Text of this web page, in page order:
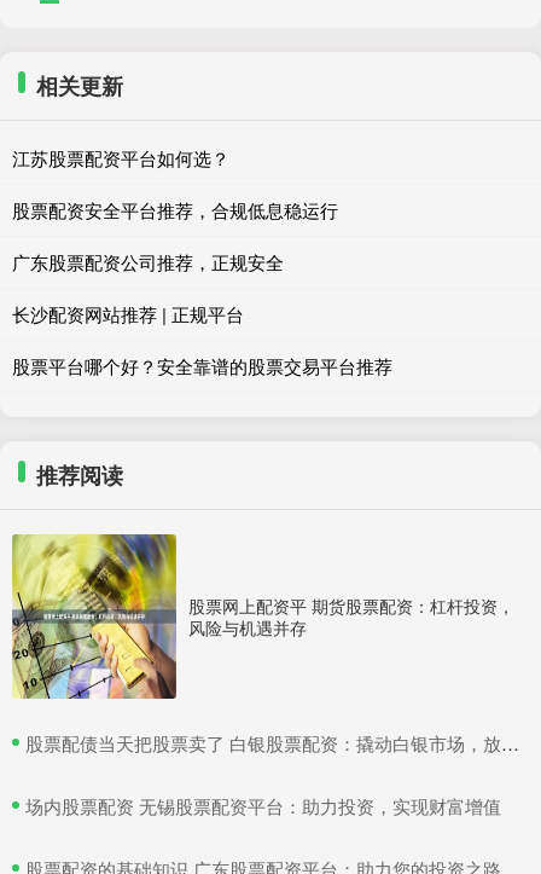
相关更新
江苏股票配资平台如何选？
股票配资安全平台推荐，合规低息稳运行
广东股票配资公司推荐，正规安全
长沙配资网站推荐 | 正规平台
股票平台哪个好？安全靠谱的股票交易平台推荐
推荐阅读
股票网上配资平 期货股票配资：杠杆投资，
风险与机遇并存
​股票配债当天把股票卖了 白银股票配资：撬动白银市场，放大收益空间
​场内股票配资 无锡股票配资平台：助力投资，实现财富增值